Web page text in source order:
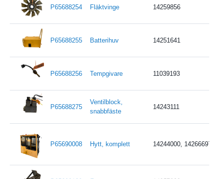
P65688254 Fläktvinge 14259856
P65688255 Batterihuv 14251641
P65688256 Tempgivare 11039193
P65688275
Ventilblock,
snabbfäste
14243111
P65690008 Hytt, komplett 14244000, 14266697